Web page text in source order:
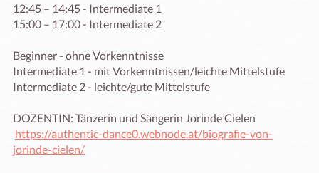
12:45 – 14:45 - Intermediate 1
15:00 – 17:00 - Intermediate 2
Beginner - ohne Vorkenntnisse
Intermediate 1 - mit Vorkenntnissen/leichte Mittelstufe
Intermediate 2 - leichte/gute Mittelstufe
DOZENTIN: Tänzerin und Sängerin Jorinde Cielen
https://authentic-dance0.webnode.at/biografie-von-
jorinde-cielen/